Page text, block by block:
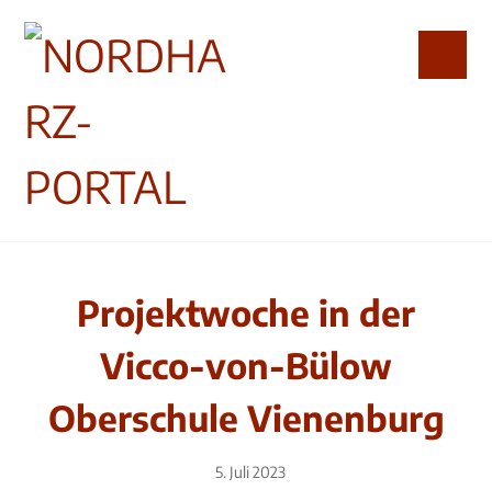
Projektwoche in der
Vicco-von-Bülow
Oberschule Vienenburg
5. Juli 2023